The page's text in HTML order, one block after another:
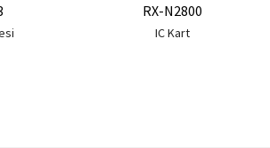
RX-N2800
IC Kart